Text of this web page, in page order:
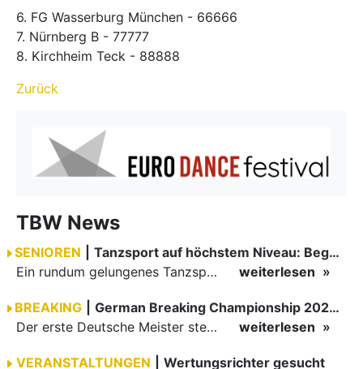
6. FG Wasserburg München - 66666
7. Nürnberg B - 77777
8. Kirchheim Teck - 88888
Zurück
TBW News
SENIOREN
Tanzsport auf höchstem Niveau: Begeisterung bei den Turnieren in…
Ein rundum gelungenes Tanzsport-Wochenende liegt hinter den Paaren und Organisatoren in Enzklösterle. Am 1. und 2. August 2026 verwandelte sich die Festhalle wieder in einen lebendigen Mittelpunkt des…
weiterlesen
BREAKING
German Breaking Championship 2026 in Hannover
Der erste Deutsche Meister steht fest B-Boy Roman siegt bei den Juniors
weiterlesen
VERANSTALTUNGEN
Wertungsrichter gesucht